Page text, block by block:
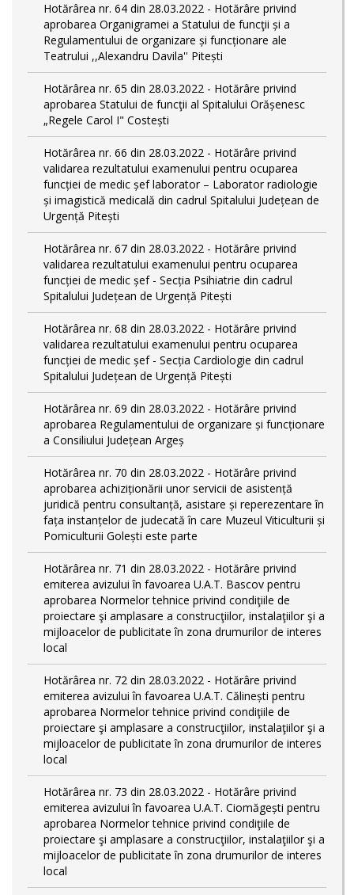
Hotărârea nr. 64 din 28.03.2022 - Hotărâre privind
aprobarea Organigramei a Statului de funcţii și a
Regulamentului de organizare și funcționare ale
Teatrului ,,Alexandru Davila'' Pitești
Hotărârea nr. 65 din 28.03.2022 - Hotărâre privind
aprobarea Statului de funcţii al Spitalului Orășenesc
„Regele Carol I" Costești
Hotărârea nr. 66 din 28.03.2022 - Hotărâre privind
validarea rezultatului examenului pentru ocuparea
funcției de medic șef laborator – Laborator radiologie
și imagistică medicală din cadrul Spitalului Județean de
Urgență Pitești
Hotărârea nr. 67 din 28.03.2022 - Hotărâre privind
validarea rezultatului examenului pentru ocuparea
funcției de medic șef - Secția Psihiatrie din cadrul
Spitalului Județean de Urgență Pitești
Hotărârea nr. 68 din 28.03.2022 - Hotărâre privind
validarea rezultatului examenului pentru ocuparea
funcției de medic șef - Secția Cardiologie din cadrul
Spitalului Județean de Urgență Pitești
Hotărârea nr. 69 din 28.03.2022 - Hotărâre privind
aprobarea Regulamentului de organizare și funcționare
a Consiliului Județean Argeș
Hotărârea nr. 70 din 28.03.2022 - Hotărâre privind
aprobarea achiziționării unor servicii de asistență
juridică pentru consultanță, asistare și reperezentare în
fața instanțelor de judecată în care Muzeul Viticulturii și
Pomiculturii Golești este parte
Hotărârea nr. 71 din 28.03.2022 - Hotărâre privind
emiterea avizului în favoarea U.A.T. Bascov pentru
aprobarea Normelor tehnice privind condiţiile de
proiectare şi amplasare a construcţiilor, instalaţiilor şi a
mijloacelor de publicitate în zona drumurilor de interes
local
Hotărârea nr. 72 din 28.03.2022 - Hotărâre privind
emiterea avizului în favoarea U.A.T. Călinești pentru
aprobarea Normelor tehnice privind condiţiile de
proiectare şi amplasare a construcţiilor, instalaţiilor şi a
mijloacelor de publicitate în zona drumurilor de interes
local
Hotărârea nr. 73 din 28.03.2022 - Hotărâre privind
emiterea avizului în favoarea U.A.T. Ciomăgești pentru
aprobarea Normelor tehnice privind condiţiile de
proiectare şi amplasare a construcţiilor, instalaţiilor şi a
mijloacelor de publicitate în zona drumurilor de interes
local